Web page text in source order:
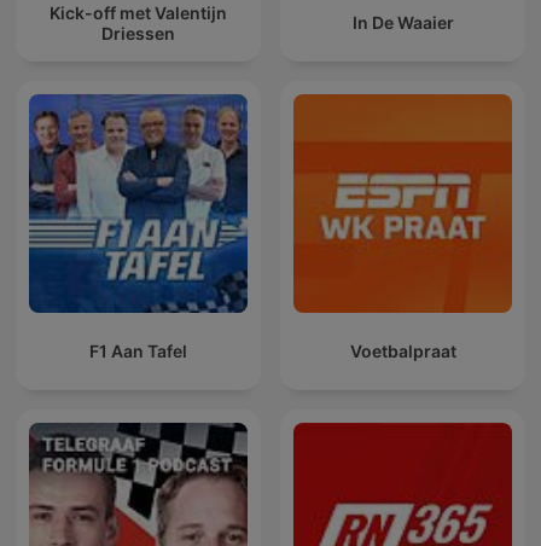
Kick-off met Valentijn
Driessen
In De Waaier
F1 Aan Tafel Voetbalpraat